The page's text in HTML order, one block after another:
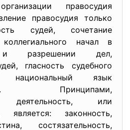
правосудия
правосудия только
судей, сочетание
начал в
и разрешении дел,
гласность судебного
национальный язык
Принципами,
деятельность, или
является: законность,
состязательность,